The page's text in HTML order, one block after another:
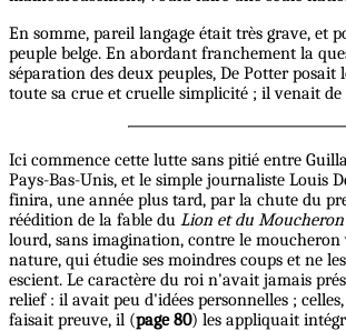
En somme, pareil langage était très grave, et
peuple belge. En abordant franchement la
séparation des deux peuples, De Potter posait
toute sa crue et cruelle simplicité ; il venait de
Ici commence cette lutte sans pitié entre
Pays-Bas-Unis, et le simple journaliste Louis
finira, une année plus tard, par la chute du
réédition de la fable du Lion et du Moucheron
lourd, sans imagination, contre le moucheron
nature, qui étudie ses moindres coups et ne
escient. Le caractère du roi n'avait jamais
relief : il avait peu d'idées personnelles ;
faisait preuve, il (page 80) les appliquait